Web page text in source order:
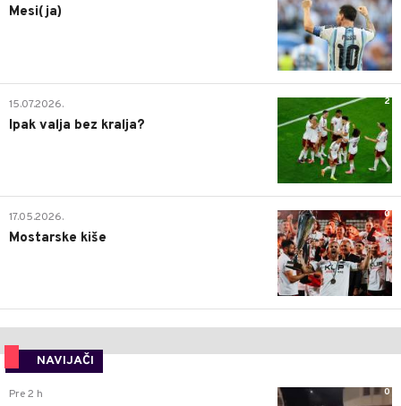
Mesi(ja)
2
15.07.2026.
Ipak valja bez kralja?
0
17.05.2026.
Mostarske kiše
NAVIJAČI
0
Pre 2 h